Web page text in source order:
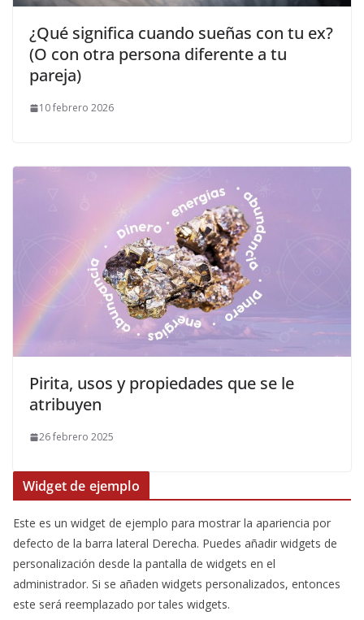
¿Qué significa cuando sueñas con tu ex?
(O con otra persona diferente a tu
pareja)
10 febrero 2026
Pirita, usos y propiedades que se le
atribuyen
26 febrero 2025
Widget de ejemplo
Este es un widget de ejemplo para mostrar la apariencia por
defecto de la barra lateral Derecha. Puedes añadir widgets de
personalización desde la pantalla de widgets en el
administrador. Si se añaden widgets personalizados, entonces
este será reemplazado por tales widgets.